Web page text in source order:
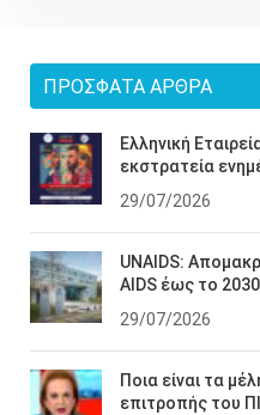
ΠΡΌΣΦΑΤΑ ΆΡΘΡΑ
Ελληνική
εκστρατεία
29/07/2026
UNAIDS:
AIDS έως το 2030
29/07/2026
Ποια είναι τα
επιτροπής του